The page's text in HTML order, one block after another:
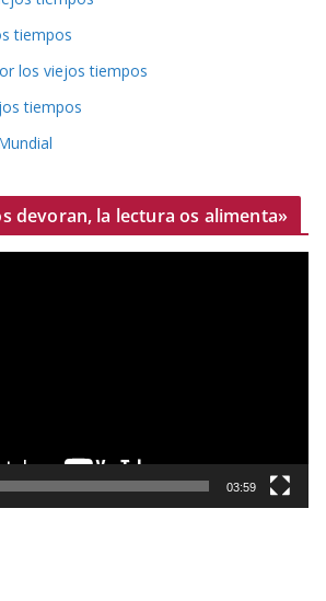
tiempos
los viejos tiempos
tiempos
devoran, la lectura os alimenta»
03:59